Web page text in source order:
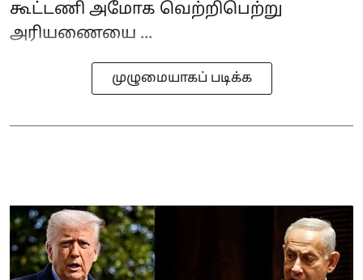
கூட்டணி அமோக வெற்றிபெற்று
அரியணையை ...
முழுமையாகப் படிக்க